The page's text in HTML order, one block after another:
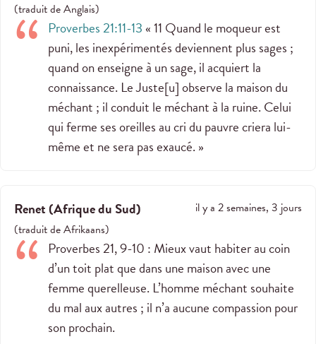
(traduit deAnglais)
Proverbes 21:11-13 « 11 Quand le moqueur est
puni, les inexpérimentés deviennent plus sages ;
quand on enseigne à un sage, il acquiert la
connaissance. Le Juste[u] observe la maison du
méchant ; il conduit le méchant à la ruine. Celui
qui ferme ses oreilles au cri du pauvre criera lui-
même et ne sera pas exaucé. »
Renet(Afrique du Sud)
il y a 2 semaines, 3 jours
(traduit deAfrikaans)
Proverbes 21, 9-10 : Mieux vaut habiter au coin
d’un toit plat que dans une maison avec une
femme querelleuse. L’homme méchant souhaite
du mal aux autres ; il n’a aucune compassion pour
son prochain.